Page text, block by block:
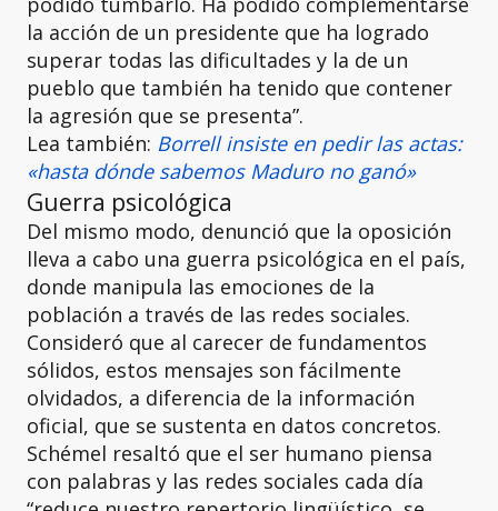
la acción de un presidente que ha logrado
superar todas las dificultades y la de un
pueblo que también ha tenido que contener
la agresión que se presenta”.
Lea también: Borrell insiste en pedir las actas:
«hasta dónde sabemos Maduro no ganó»
Guerra psicológica
Del mismo modo, denunció que la oposición
lleva a cabo una guerra psicológica en el país,
donde manipula las emociones de la
población a través de las redes sociales.
Consideró que al carecer de fundamentos
sólidos, estos mensajes son fácilmente
olvidados, a diferencia de la información
oficial, que se sustenta en datos concretos.
Schémel resaltó que el ser humano piensa
con palabras y las redes sociales cada día